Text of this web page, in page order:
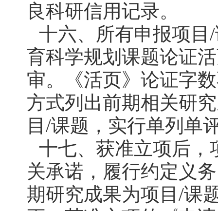
良科研信用记录。
十六、所有申报项目
育科学规划课题论证
审。《活页》论证字
方式列出前期相关研
目/课题，实行单列单
十七、获准立项后，
关承诺，履行约定义
期研究成果为项目/课